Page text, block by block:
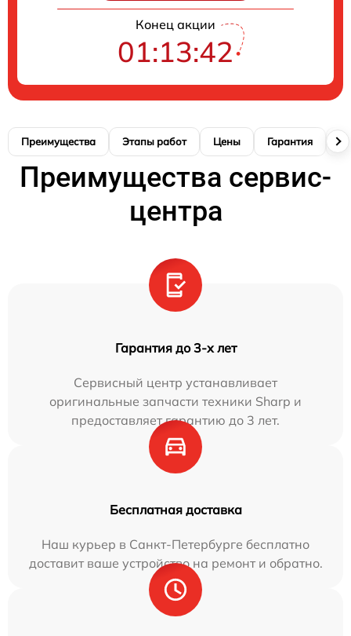
Конец акции
01:13:41
Преимущества Этапы работ Цены Гарантия
Преимущества сервис-
центра
Гарантия до 3-х лет
Сервисный центр устанавливает
оригинальные запчасти техники Sharp и
предоставляет гарантию до 3 лет.
Бесплатная доставка
Наш курьер в Санкт-Петербурге бесплатно
доставит ваше устройство на ремонт и обратно.